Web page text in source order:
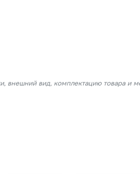
внешний вид, комплектацию товара и